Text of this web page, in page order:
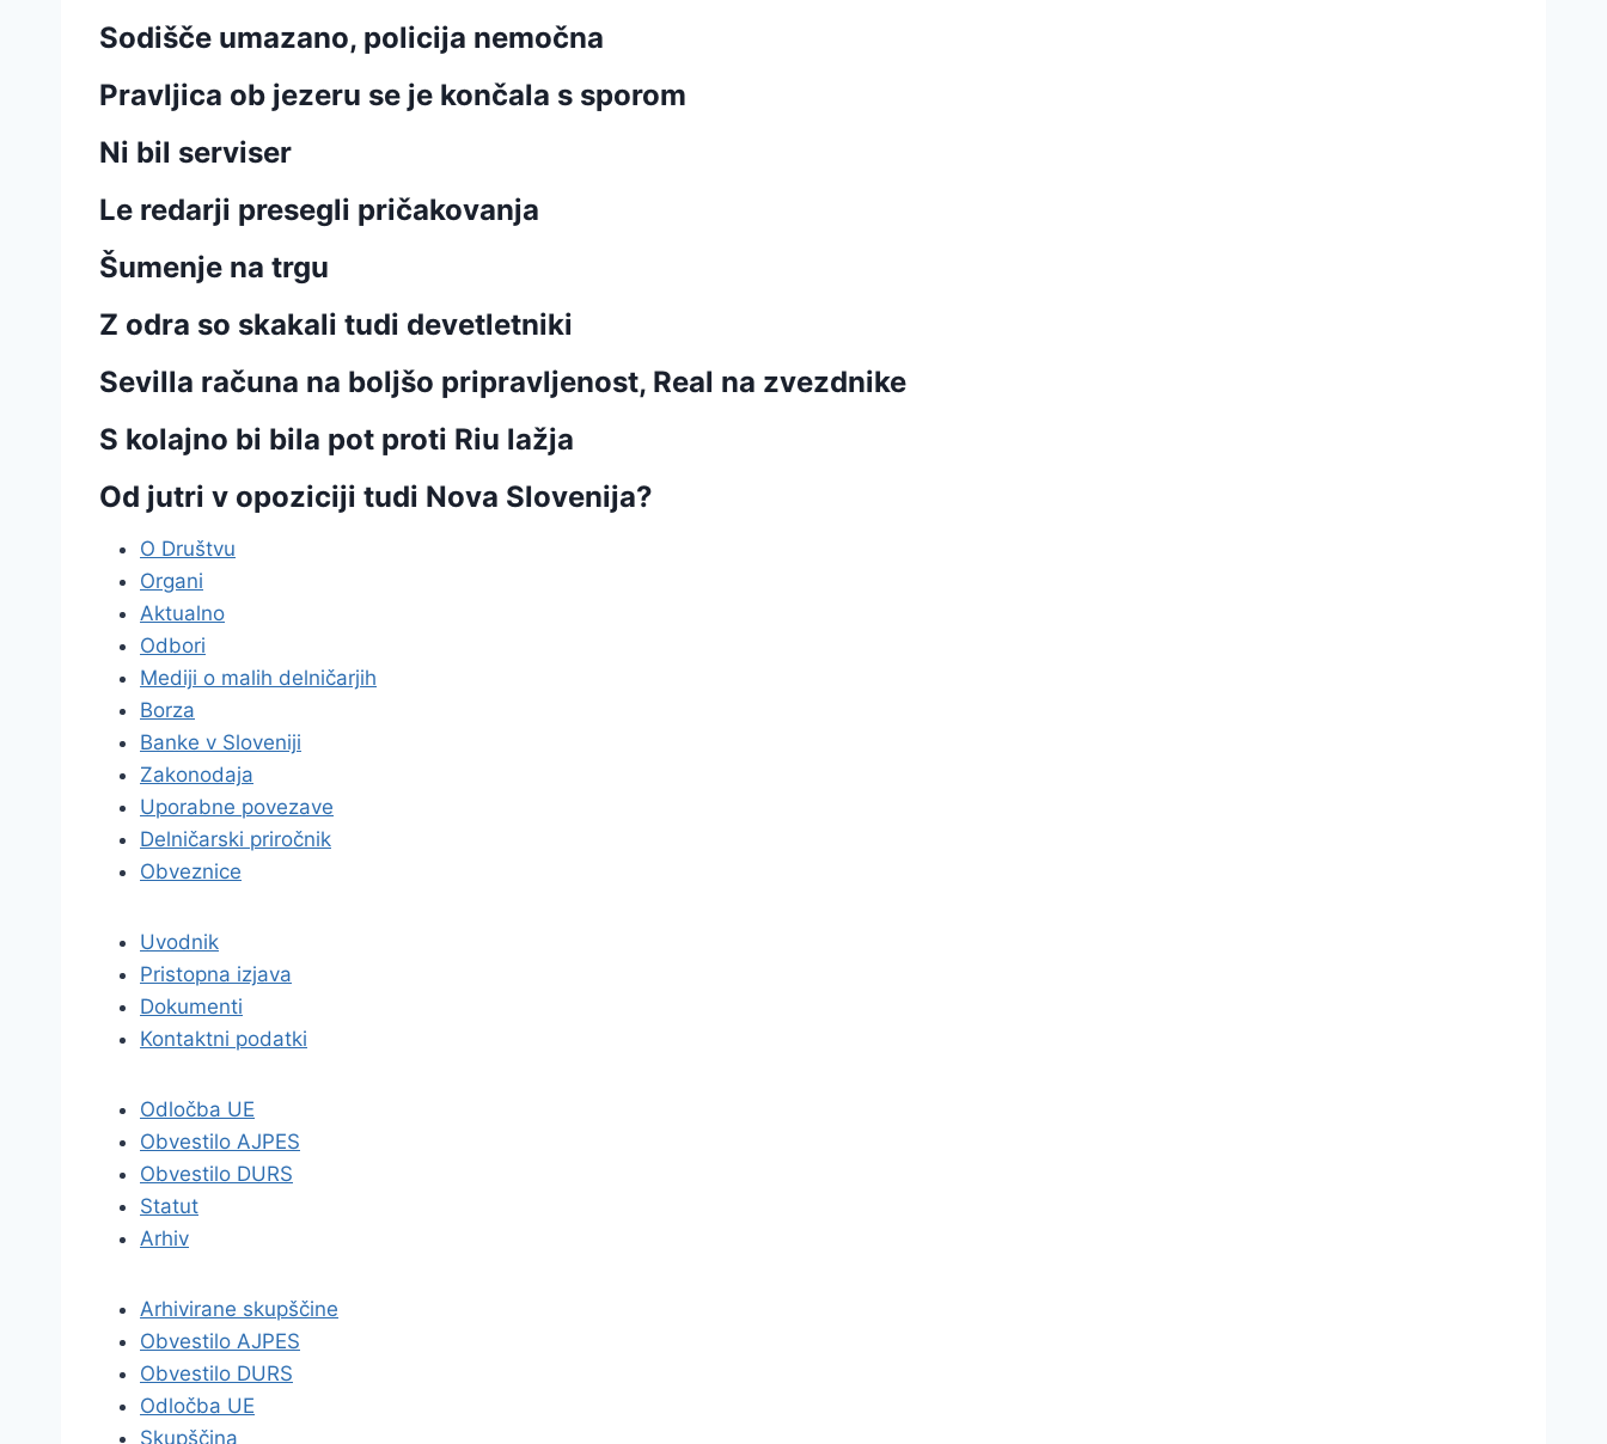
Sodišče umazano, policija nemočna
Pravljica ob jezeru se je končala s sporom
Ni bil serviser
Le redarji presegli pričakovanja
Šumenje na trgu
Z odra so skakali tudi devetletniki
Sevilla računa na boljšo pripravljenost, Real na zvezdnike
S kolajno bi bila pot proti Riu lažja
Od jutri v opoziciji tudi Nova Slovenija?
O Društvu
Organi
Aktualno
Odbori
Mediji o malih delničarjih
Borza
Banke v Sloveniji
Zakonodaja
Uporabne povezave
Delničarski priročnik
Obveznice
Uvodnik
Pristopna izjava
Dokumenti
Kontaktni podatki
Odločba UE
Obvestilo AJPES
Obvestilo DURS
Statut
Arhiv
Arhivirane skupščine
Obvestilo AJPES
Obvestilo DURS
Odločba UE
Skupščina